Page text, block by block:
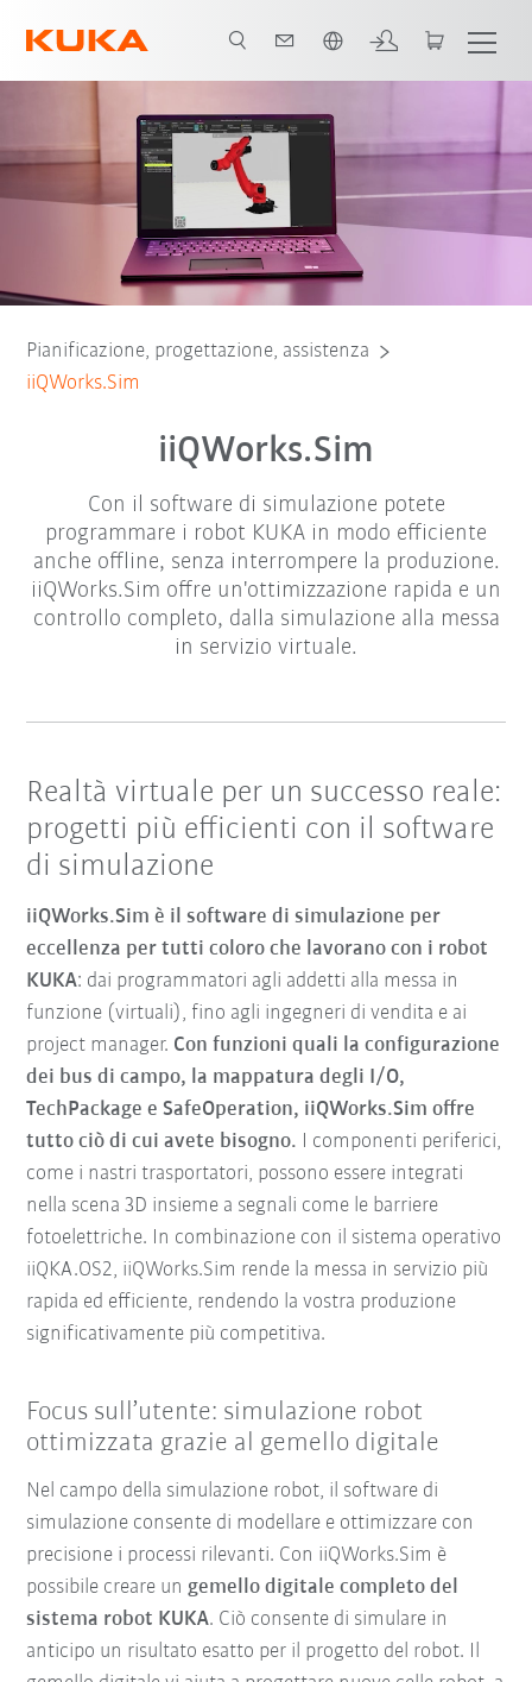
iiQWorks.Sim Basic iiQWorks.Sim Advanced Video Tutorials
Pianificazione, progettazione, assistenza
iiQWorks.Sim
iiQWorks.Sim
Con il software di simulazione potete
programmare i robot KUKA in modo efficiente
anche offline, senza interrompere la produzione.
iiQWorks.Sim offre un'ottimizzazione rapida e un
controllo completo, dalla simulazione alla messa
in servizio virtuale.
Realtà virtuale per un successo reale:
progetti più efficienti con il software
di simulazione
iiQWorks.Sim è il software di simulazione per
eccellenza per tutti coloro che lavorano con i robot
KUKA: dai programmatori agli addetti alla messa in
funzione (virtuali), fino agli ingegneri di vendita e ai
project manager. Con funzioni quali la configurazione
dei bus di campo, la mappatura degli I/O,
TechPackage e SafeOperation, iiQWorks.Sim offre
tutto ciò di cui avete bisogno. I componenti periferici,
come i nastri trasportatori, possono essere integrati
nella scena 3D insieme a segnali come le barriere
fotoelettriche. In combinazione con il sistema operativo
iiQKA.OS2, iiQWorks.Sim rende la messa in servizio più
rapida ed efficiente, rendendo la vostra produzione
significativamente più competitiva.
Focus sull’utente: simulazione robot
ottimizzata grazie al gemello digitale
Nel campo della simulazione robot, il software di
simulazione consente di modellare e ottimizzare con
precisione i processi rilevanti. Con iiQWorks.Sim è
possibile creare un gemello digitale completo del
sistema robot KUKA. Ciò consente di simulare in
anticipo un risultato esatto per il progetto del robot. Il